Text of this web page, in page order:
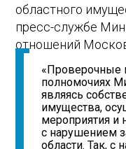
областного
пресс-службе
отношений
«Проверочные
полномочиях
являясь
имущества,
мероприятия и
с нарушением
области. Так, с